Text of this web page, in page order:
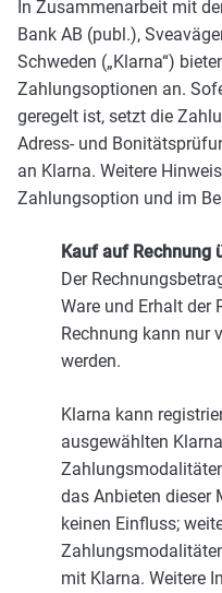
In Zusammenarbeit mit
Bank AB (publ.),
Schweden („Klarna“)
Zahlungsoptionen an.
geregelt ist, setzt die
Adress- und
an Klarna. Weitere
Zahlungsoption und im
Kauf auf Rechnung
Der
Ware und Erhalt der
Rechnung kann nur
werden.
Klarna kann
ausgewählten
das Anbieten dieser
keinen Einfluss;
mit Klarna. Weitere